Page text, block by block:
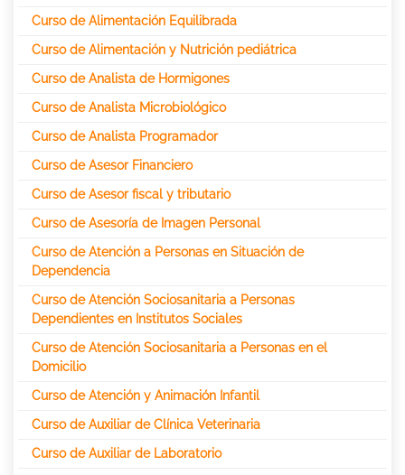
Curso de Alimentación Equilibrada
Curso de Alimentación y Nutrición pediátrica
Curso de Analista de Hormigones
Curso de Analista Microbiológico
Curso de Analista Programador
Curso de Asesor Financiero
Curso de Asesor fiscal y tributario
Curso de Asesoría de Imagen Personal
Curso de Atención a Personas en Situación de
Dependencia
Curso de Atención Sociosanitaria a Personas
Dependientes en Institutos Sociales
Curso de Atención Sociosanitaria a Personas en el
Domicilio
Curso de Atención y Animación Infantil
Curso de Auxiliar de Clínica Veterinaria
Curso de Auxiliar de Laboratorio